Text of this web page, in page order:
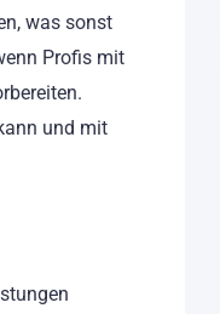
was sonst
Profis mit
und mit